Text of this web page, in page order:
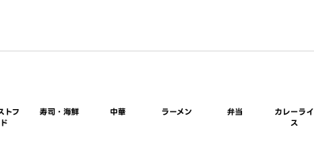
トフ
寿司・海鮮 中華 ラーメン 弁当
カレーライ
ス